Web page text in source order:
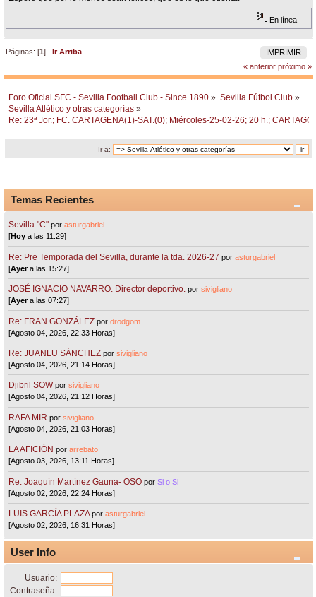
En línea
IMPRIMIR
Páginas: [1]
Ir Arriba
« anterior próximo »
Foro Oficial SFC - Sevilla Football Club - Since 1890 » Sevilla Fútbol Club »
Sevilla Atlético y otras categorías »
Re: 23ª Jor.; FC. CARTAGENA(1)-SAT.(0); Miércoles-25-02-26; 20 h.;
Ir a:
Temas Recientes
Sevilla "C"porasturgabriel
[Hoy a las 11:29]
Re: Pre Temporada del Sevilla, durante la tda. 2026-27 porasturgabriel
[Ayera las 15:27]
JOSÉ IGNACIO NAVARRO. Director deportivo. porsivigliano
[Ayera las 07:27]
Re: FRAN GONZÁLEZ pordrodgom
[Agosto 04, 2026, 22:33 Horas]
Re: JUANLU SÁNCHEZ porsivigliano
[Agosto 04, 2026, 21:14 Horas]
Djibril SOW porsivigliano
[Agosto 04, 2026, 21:12 Horas]
RAFA MIR porsivigliano
[Agosto 04, 2026, 21:03 Horas]
LA AFICIÓN porarrebato
[Agosto 03, 2026, 13:11 Horas]
Re: Joaquín Martínez Gauna- OSO porSi o Si
[Agosto 02, 2026, 22:24 Horas]
LUIS GARCÍA PLAZA porasturgabriel
[Agosto 02, 2026, 16:31 Horas]
User Info
Usuario:
Contraseña: